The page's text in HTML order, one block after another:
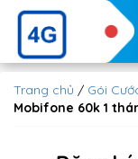
Trang chủ / Gói
Mobifone 60k 1